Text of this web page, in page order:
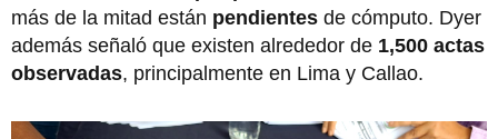
más de la mitad están pendientes de cómputo. Dyer
además señaló que existen alrededor de 1,500 actas
observadas, principalmente en Lima y Callao.